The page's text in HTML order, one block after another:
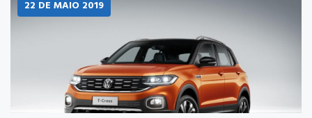
22 DE MAIO 2019